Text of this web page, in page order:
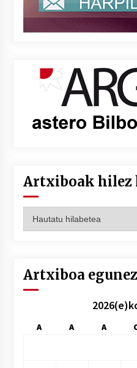
Artxiboak hilez
hilez
Artxiboa
A A A